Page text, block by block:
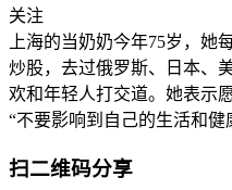
关注
上海的当奶奶今年75岁，她
炒股，去过俄罗斯、日本、
欢和年轻人打交道。她表示
“不要影响到自己的生活和健
扫二维码分享